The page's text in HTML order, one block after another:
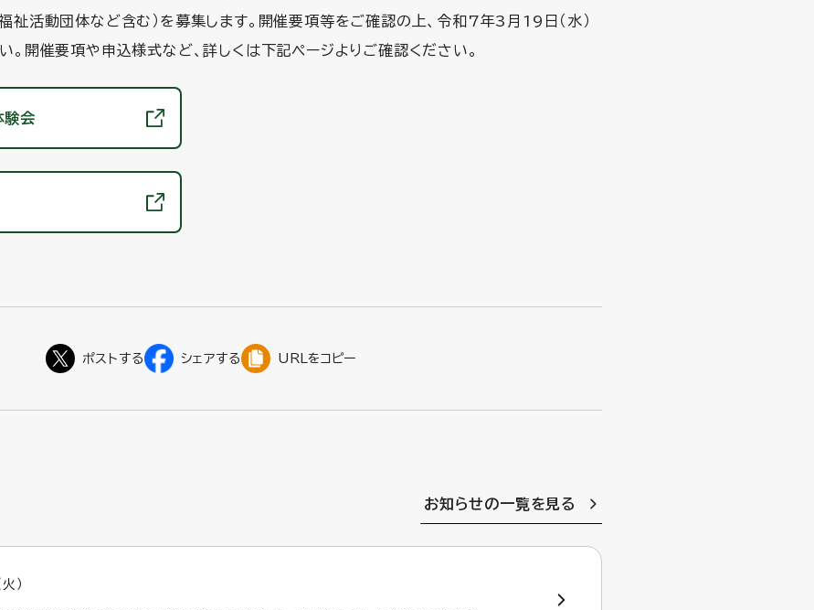
祉活動団体など含む）を募集します。開催要項等をご確認の上、令和7年3月19日（水）
開催要項や申込様式など、詳しくは下記ページよりご確認ください。
験会
URLをコピー
お知らせの一覧を見る
）